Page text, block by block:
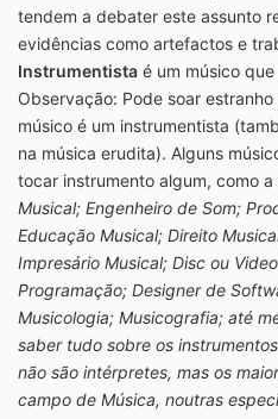
tendem a debater este assunto
evidências como artefactos e
Instrumentista é um músico
Observação: Pode soar
músico é um instrumentista
na música erudita). Alguns
tocar instrumento algum, como a
Musical; Engenheiro de Som;
Educação Musical; Direito
Impresário Musical; Disc ou
Programação; Designer de
Musicologia; Musicografia; até
saber tudo sobre os
não são intérpretes, mas os
campo de Música, noutras